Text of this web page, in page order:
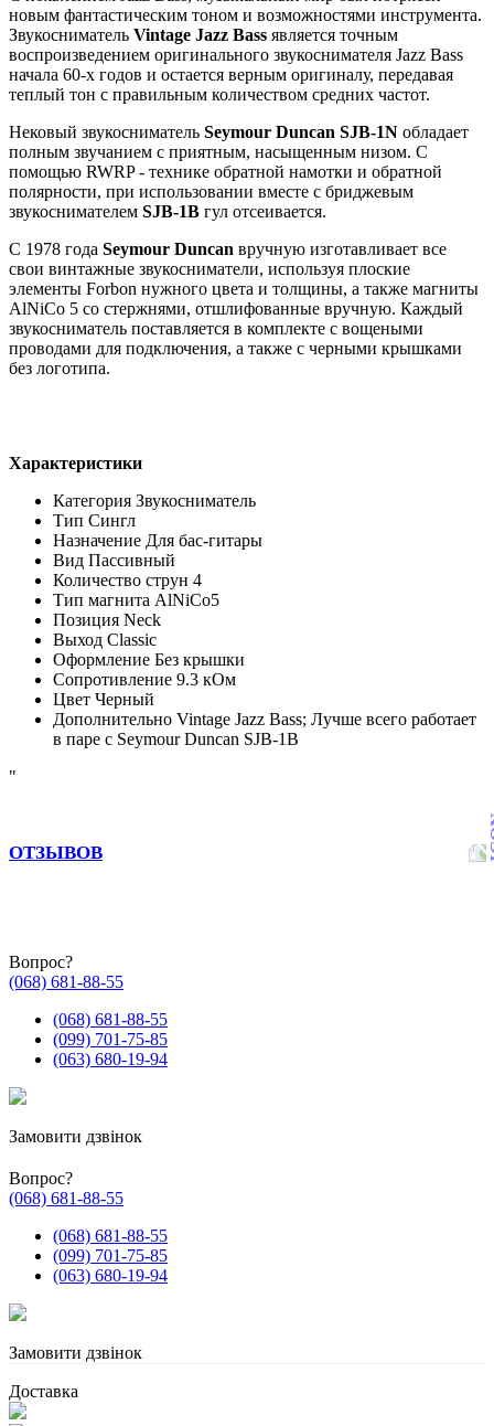
новым фантастическим тоном и возможностями инструмента.
Звукосниматель Vintage Jazz Bass является точным
воспроизведением оригинального звукоснимателя Jazz Bass
начала 60-х годов и остается верным оригиналу, передавая
теплый тон с правильным количеством средних частот.
Нековый звукосниматель Seymour Duncan SJB-1N обладает
полным звучанием с приятным, насыщенным низом. С
помощью RWRP - технике обратной намотки и обратной
полярности, при использовании вместе с бриджевым
звукоснимателем SJB-1B гул отсеивается.
С 1978 года Seymour Duncan вручную изготавливает все
свои винтажные звукосниматели, используя плоские
элементы Forbon нужного цвета и толщины, а также магниты
AlNiCo 5 со стержнями, отшлифованные вручную. Каждый
звукосниматель поставляется в комплекте с вощеными
проводами для подключения, а также с черными крышками
без логотипа.
Характеристики
Категория Звукосниматель
Тип Сингл
Назначение Для бас-гитары
Вид Пассивный
Количество струн 4
Тип магнита AlNiCo5
Позиция Neck
Выход Classic
Оформление Без крышки
Сопротивление 9.3 кОм
Цвет Черный
Дополнительно Vintage Jazz Bass; Лучше всего работает
в паре с Seymour Duncan SJB-1B
"
ОТЗЫВОВ
Вопрос?
(068) 681-88-55
(068) 681-88-55
(099) 701-75-85
(063) 680-19-94
Замовити дзвінок
Вопрос?
(068) 681-88-55
(068) 681-88-55
(099) 701-75-85
(063) 680-19-94
Замовити дзвінок
Доставка